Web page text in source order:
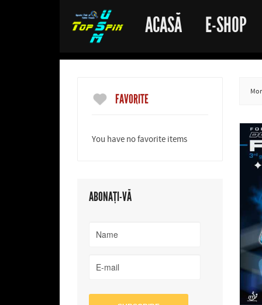
ACASĂ E-SHOP
FAVORITE
You have no favorite items
ABONAȚI-VĂ